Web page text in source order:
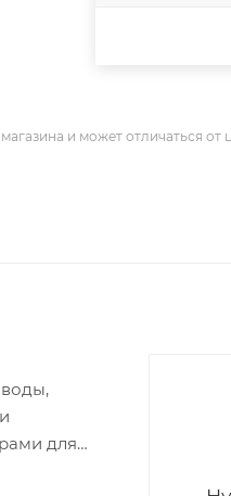
и может отличаться от
для